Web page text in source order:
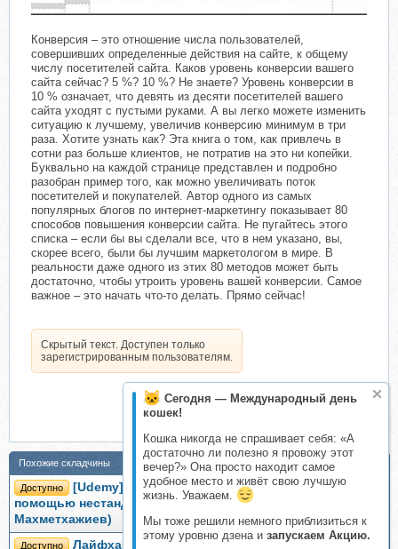
Сегодня — Международный день
кошек!
Кошка никогда не спрашивает себя: «А
достаточно ли полезно я провожу этот
вечер?» Она просто находит самое
удобное место и живёт свою лучшую
жизнь. Уважаем.
Мы тоже решили немного приблизиться к
этому уровню дзена и запускаем Акцию.
Конверсия – это отношение числа пользователей,
совершивших определенные действия на сайте, к общему
числу посетителей сайта. Каков уровень конверсии вашего
сайта сейчас? 5 %? 10 %? Не знаете? Уровень конверсии в
10 % означает, что девять из десяти посетителей вашего
сайта уходят с пустыми руками. А вы легко можете изменить
ситуацию к лучшему, увеличив конверсию минимум в три
раза. Хотите узнать как? Эта книга о том, как привлечь в
сотни раз больше клиентов, не потратив на это ни копейки.
Буквально на каждой странице представлен и подробно
разобран пример того, как можно увеличивать поток
посетителей и покупателей. Автор одного из самых
популярных блогов по интернет-маркетингу показывает 80
способов повышения конверсии сайта. Не пугайтесь этого
списка – если бы вы сделали все, что в нем указано, вы,
скорее всего, были бы лучшим маркетологом в мире. В
реальности даже одного из этих 80 методов может быть
достаточно, чтобы утроить уровень вашей конверсии. Самое
важное – это начать что-то делать. Прямо сейчас!
Скрытый текст. Доступен только
зарегистрированным пользователям.
Похожие складчины
Доступно
[Udemy] Увеличение конверсии сайта с
помощью нестандартной аналитики (Алексей
Махметхажиев)
Доступно Лайфхаки уверенных людей. 50 способов